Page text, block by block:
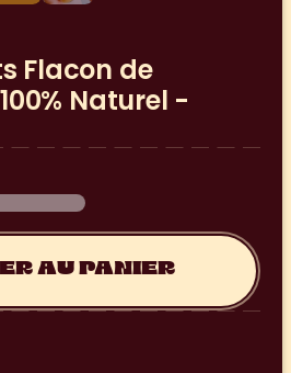
Flacon de
Naturel -
AU PANIER